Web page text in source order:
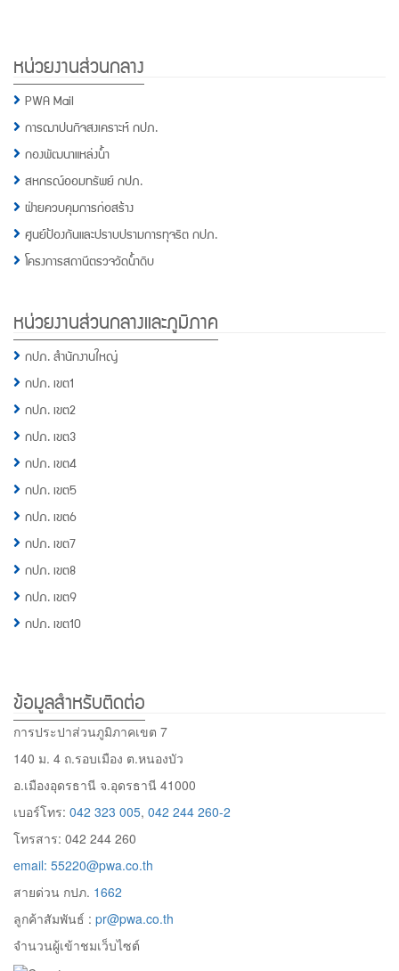
หน่วยงานส่วนกลาง
PWA Mail
การฌาปนกิจสงเคราะห์ กปภ.
กองพัฒนาแหล่งน้ำ
สหกรณ์ออมทรัพย์ กปภ.
ฝ่ายควบคุมการก่อสร้าง
ศูนย์ป้องกันและปราบปรามการทุจริต กปภ.
โครงการสถานีตรวจวัดน้ำดิบ
หน่วยงานส่วนกลางและภูมิภาค
กปภ. สำนักงานใหญ่
กปภ. เขต1
กปภ. เขต2
กปภ. เขต3
กปภ. เขต4
กปภ. เขต5
กปภ. เขต6
กปภ. เขต7
กปภ. เขต8
กปภ. เขต9
กปภ. เขต10
ข้อมูลสำหรับติดต่อ
การประปาส่วนภูมิภาคเขต 7
140 ม. 4 ถ.รอบเมือง ต.หนองบัว
อ.เมืองอุดรธานี จ.อุดรธานี 41000
เบอร์โทร: 042 323 005, 042 244 260-2
โทรสาร: 042 244 260
email: 55220@pwa.co.th
สายด่วน กปภ. 1662
ลูกค้าสัมพันธ์ : pr@pwa.co.th
จำนวนผู้เข้าชมเว็บไซต์